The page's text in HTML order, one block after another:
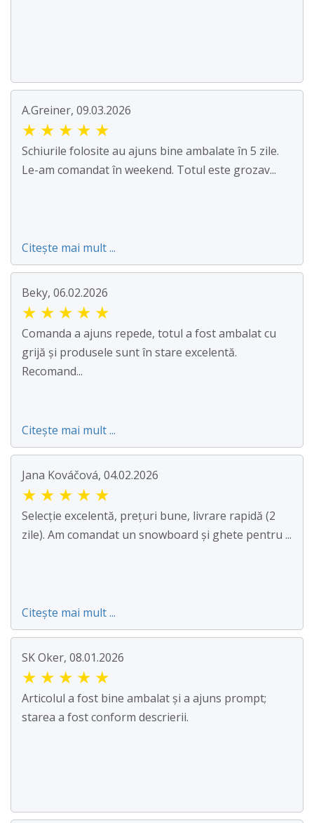
A.Greiner, 09.03.2026
★ ★ ★ ★ ★
Schiurile folosite au ajuns bine ambalate în 5 zile.
Le-am comandat în weekend. Totul este grozav...
Citește mai mult ...
Beky, 06.02.2026
★ ★ ★ ★ ★
Comanda a ajuns repede, totul a fost ambalat cu
grijă și produsele sunt în stare excelentă.
Recomand...
Citește mai mult ...
Jana Kováčová, 04.02.2026
★ ★ ★ ★ ★
Selecție excelentă, prețuri bune, livrare rapidă (2
zile). Am comandat un snowboard și ghete pentru ...
Citește mai mult ...
SK Oker, 08.01.2026
★ ★ ★ ★ ★
Articolul a fost bine ambalat și a ajuns prompt;
starea a fost conform descrierii.